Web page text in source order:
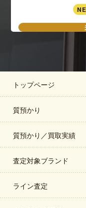
トップページ
質預かり
質預かり／買取実績
査定対象ブランド
ライン査定